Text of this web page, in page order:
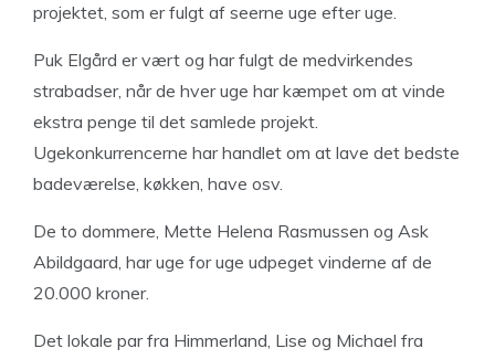
projektet, som er fulgt af seerne uge efter uge.
Puk Elgård er vært og har fulgt de medvirkendes
strabadser, når de hver uge har kæmpet om at vinde
ekstra penge til det samlede projekt.
Ugekonkurrencerne har handlet om at lave det bedste
badeværelse, køkken, have osv.
De to dommere, Mette Helena Rasmussen og Ask
Abildgaard, har uge for uge udpeget vinderne af de
20.000 kroner.
Det lokale par fra Himmerland, Lise og Michael fra